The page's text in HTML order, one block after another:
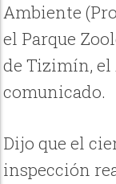
Ambiente
el Parque
de Tizimín,
comunicado.
Dijo que el
inspección